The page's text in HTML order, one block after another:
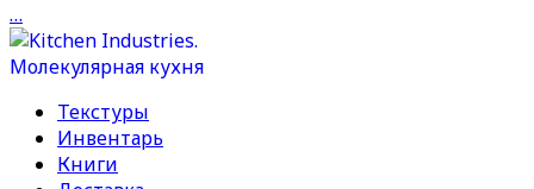
…
Текстуры
Инвентарь
Книги